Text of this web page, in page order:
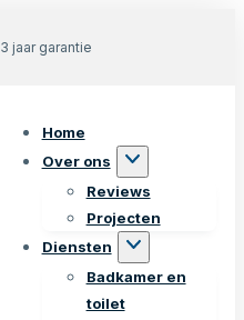
3 jaar garantie
Home
Over ons
Reviews
Projecten
Diensten
Badkamer en
toilet